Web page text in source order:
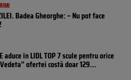
Badea Gheorghe: – Nu pot face
aduce în LIDL TOP 7 scule pentru orice
ofertei costă doar 129...